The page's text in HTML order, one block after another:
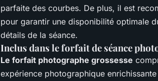
parfaite des courbes. De plus, il est
pour garantir une disponibilité optimale
détails de la séance.
Inclus dans le forfait de séance
Le forfait photographe grossesse
expérience photographique